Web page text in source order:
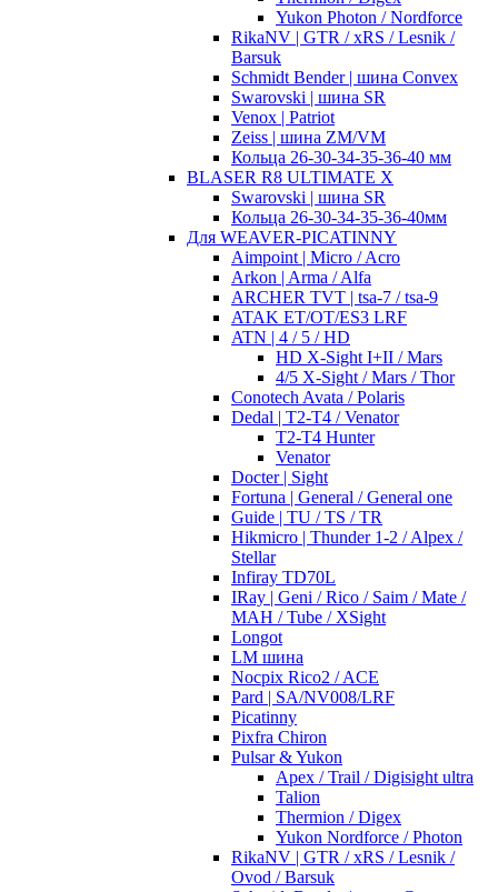
Yukon Photon / Nordforce
RikaNV | GTR / xRS / Lesnik /
Barsuk
Schmidt Bender | шина Convex
Swarovski | шина SR
Venox | Patriot
Zeiss | шина ZM/VM
Кольца 26-30-34-35-36-40 мм
BLASER R8 ULTIMATE X
Swarovski | шина SR
Кольца 26-30-34-35-36-40мм
Для WEAVER-PICATINNY
Aimpoint | Micro / Acro
Arkon | Arma / Alfa
ARCHER TVT | tsa-7 / tsa-9
ATAK ET/OT/ES3 LRF
ATN | 4 / 5 / HD
HD X-Sight I+II / Mars
4/5 X-Sight / Mars / Thor
Conotech Avata / Polaris
Dedal | T2-T4 / Venator
T2-T4 Hunter
Venator
Docter | Sight
Fortuna | General / General one
Guide | TU / TS / TR
Hikmicro | Thunder 1-2 / Alpex /
Stellar
Infiray TD70L
IRay | Geni / Rico / Saim / Mate /
MAH / Tube / XSight
Longot
LM шина
Nocpix Rico2 / ACE
Pard | SA/NV008/LRF
Picatinny
Pixfra Chiron
Pulsar & Yukon
Apex / Trail / Digisight ultra
Talion
Thermion / Digex
Yukon Nordforce / Photon
RikaNV | GTR / xRS / Lesnik /
Ovod / Barsuk